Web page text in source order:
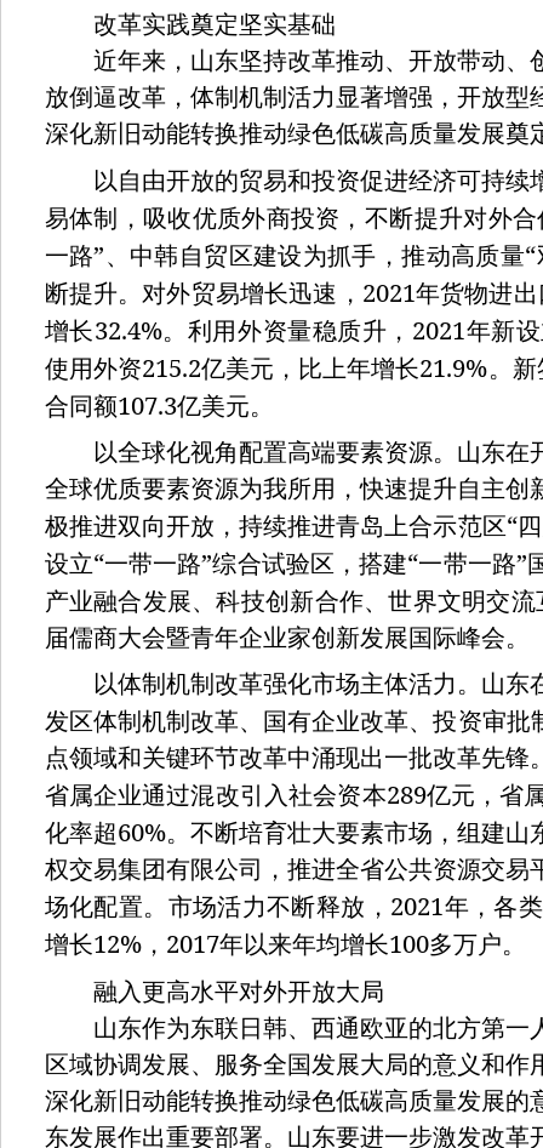
改革实践奠定坚实基础
近年来，山东坚持改革推动、开放带动、
放倒逼改革，体制机制活力显著增强，开放型
深化新旧动能转换推动绿色低碳高质量发展奠
以自由开放的贸易和投资促进经济可持续
易体制，吸收优质外商投资，不断提升对外
一路”、中韩自贸区建设为抓手，推动高质量“
断提升。对外贸易增长迅速， 2021年货物进
增长32.4%。利用外资量稳质升， 2021年新
使用外资215.2亿美元，比上年增长21.9%。
合同额107.3亿美元。
以全球化视角配置高端要素资源。山东在
全球优质要素资源为我所用，快速提升自主创
极推进双向开放，持续推进青岛上合示范区“
设立“一带一路”综合试验区，搭建“一带一路”
产业融合发展、科技创新合作、世界文明交流
届儒商大会暨青年企业家创新发展国际峰会。
以体制机制改革强化市场主体活力。山东
发区体制机制改革、国有企业改革、投资审批
点领域和关键环节改革中涌现出一批改革先
省属企业通过混改引入社会资本289亿元，省
化率超60%。不断培育壮大要素市场，组建山
权交易集团有限公司，推进全省公共资源交易
场化配置。市场活力不断释放， 2021年，各
增长12%， 2017年以来年均增长100多万户。
融入更高水平对外开放大局
山东作为东联日韩、西通欧亚的北方第一
区域协调发展、服务全国发展大局的意义和作
深化新旧动能转换推动绿色低碳高质量发展的
东发展作出重要部署。山东要进一步激发改革